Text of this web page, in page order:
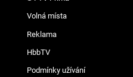
Volná místa
Reklama
HbbTV
Podmínky užívání